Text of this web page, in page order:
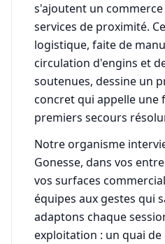
s'ajoutent un
services de proximité.
logistique, faite de
circulation d'engins et
soutenues, dessine un
concret qui appelle une
premiers secours
Notre organisme
Gonesse, dans vos
vos surfaces
équipes aux gestes qui
adaptons chaque
exploitation : un quai